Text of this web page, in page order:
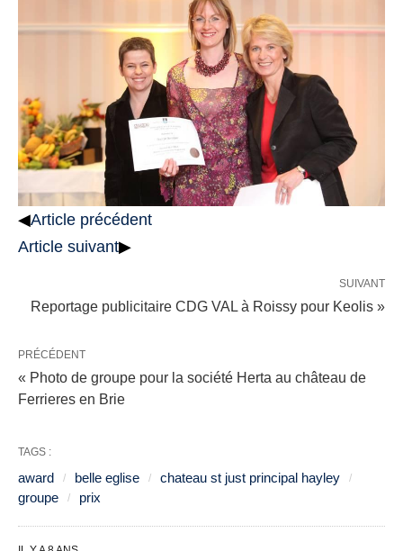
◀Article précédent
Article suivant▶
SUIVANT
Reportage publicitaire CDG VAL à Roissy pour Keolis »
PRÉCÉDENT
« Photo de groupe pour la société Herta au château de
Ferrieres en Brie
TAGS :
award belle eglise
chateau st just principal hayley
groupe
prix